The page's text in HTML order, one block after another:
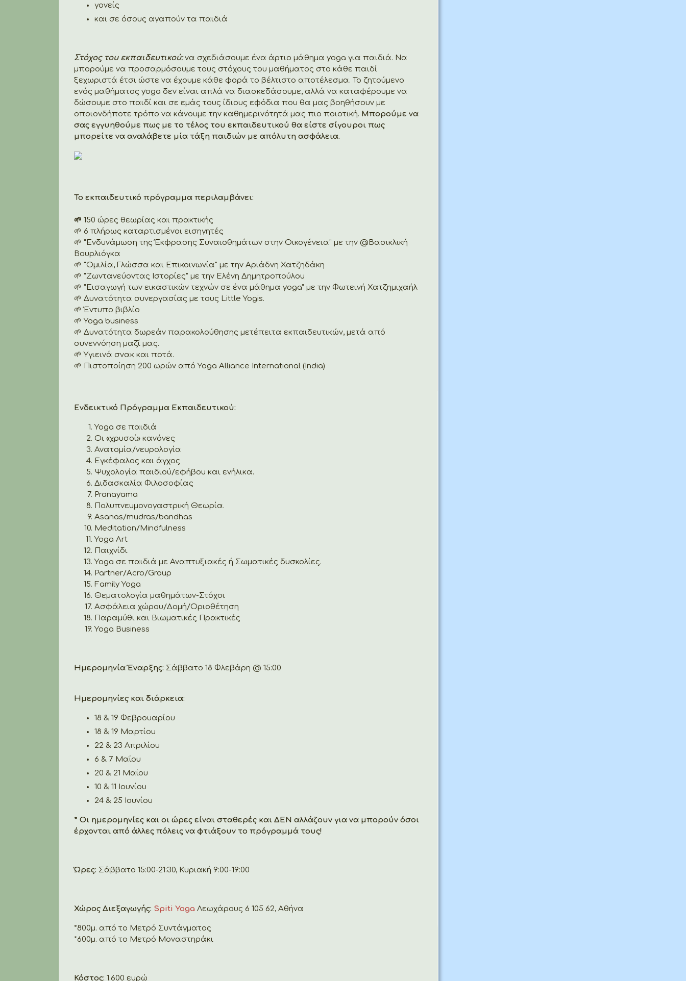
γονείς
και σε όσους αγαπούν τα παιδιά
Στόχος του εκπαιδευτικού:να σχεδιάσουμε ένα άρτιο μάθημα yoga για παιδιά. Να
μπορούμε να προσαρμόσουμε τους στόχους του μαθήματος στο κάθε παιδί
ξεχωριστά έτσι ώστε να έχουμε κάθε φορά το βέλτιστο αποτέλεσμα. Το ζητούμενο
ενός μαθήματος yoga δεν είναι απλά να διασκεδάσουμε, αλλά να καταφέρουμε να
δώσουμε στο παιδί και σε εμάς τους ίδιους εφόδια που θα μας βοηθήσουν με
οποιονδήποτε τρόπο να κάνουμε την καθημερινότητά μας πιο ποιοτική. Μπορούμε να
σας εγγυηθούμε πως με το τέλος του εκπαιδευτικού θα είστε σίγουροι πως
μπορείτε να αναλάβετε μία τάξη παιδιών με απόλυτη ασφάλεια.
Το εκπαιδευτικό πρόγραμμα περιλαμβάνει:
🌱 150 ώρες θεωρίας και πρακτικής
🌱 6 πλήρως καταρτισμένοι εισηγητές
🌱 "Ενδυνάμωση της Έκφρασης Συναισθημάτων στην Οικογένεια" με την @Βασικλική
Βουρλιόγκα
🌱 "Ομιλία, Γλώσσα και Επικοινωνία" με την Αριάδνη Χατζηδάκη
🌱 "Ζωντανεύοντας Ιστορίες" με την Ελένη Δημητροπούλου
🌱 "Εισαγωγή των εικαστικών τεχνών σε ένα μάθημα yoga" με την Φωτεινή Χατζημιχαήλ
🌱 Δυνατότητα συνεργασίας με τους Little Yogis.
🌱 Έντυπο βιβλίο
🌱 Yoga business
🌱 Δυνατότητα δωρεάν παρακολούθησης μετέπειτα εκπαιδευτικών, μετά από
συνεννόηση μαζί μας.
🌱 Υγιεινά σνακ και ποτά.
🌱 Πιστοποίηση 200 ωρών από Yoga Alliance International (India)
Ενδεικτικό Πρόγραμμα Εκπαιδευτικού:
Yoga σε παιδιά
Οι «χρυσοί» κανόνες
Ανατομία/νευρολογία
Εγκέφαλος και άγχος
Ψυχολογία παιδιού/εφήβου και ενήλικα.
Διδασκαλία Φιλοσοφίας
Pranayama
Πολυπνευμονογαστρική Θεωρία.
Asanas/mudras/bandhas
Meditation/Mindfulness
Yoga Art
Παιχνίδι
Yoga σε παιδιά με Αναπτυξιακές ή Σωματικές δυσκολίες.
Partner/Acro/Group
Family Yoga
Θεματολογία μαθημάτων-Στόχοι
Ασφάλεια χώρου/Δομή/Οριοθέτηση
Παραμύθι και Βιωματικές Πρακτικές
Yoga Business
Ημερομηνία Έναρξης: Σάββατο 18 Φλεβάρη @ 15:00
Ημερομηνίες και διάρκεια:
18 & 19 Φεβρουαρίου
18 & 19 Μαρτίου
22 & 23 Απριλίου
6 & 7 Μαΐου
20 & 21 Μαΐου
10 & 11 Ιουνίου
24 & 25 Ιουνίου
* Οι ημερομηνίες και οι ώρες είναι σταθερές και ΔΕΝ αλλάζουν για να μπορούν όσοι
έρχονται από άλλες πόλεις να φτιάξουν το πρόγραμμά τους!
Ώρες: Σάββατο 15:00-21:30, Κυριακή 9:00-19:00
Χώρος Διεξαγωγής: Spiti Yoga Λεωχάρους 6 105 62, Αθήνα
*800μ. από το Μετρό Συντάγματος
*600μ. από το Μετρό Μοναστηράκι
Κόστος: 1.600 ευρώ